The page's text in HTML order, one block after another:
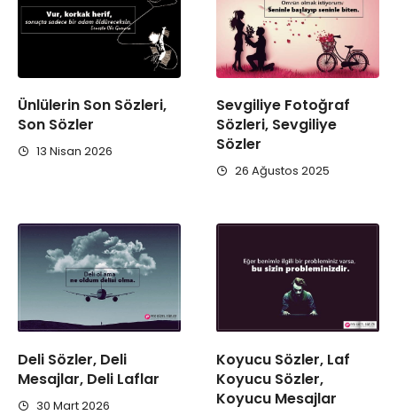
Ünlülerin Son Sözleri,
Son Sözler
13 Nisan 2026
Sevgiliye Fotoğraf
Sözleri, Sevgiliye
Sözler
26 Ağustos 2025
Deli Sözler, Deli
Mesajlar, Deli Laflar
30 Mart 2026
Koyucu Sözler, Laf
Koyucu Sözler,
Koyucu Mesajlar